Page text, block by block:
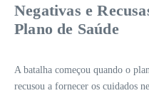
Negativas e
Plano de Saúde
A batalha começou quando o
recusou a fornecer os cuidados